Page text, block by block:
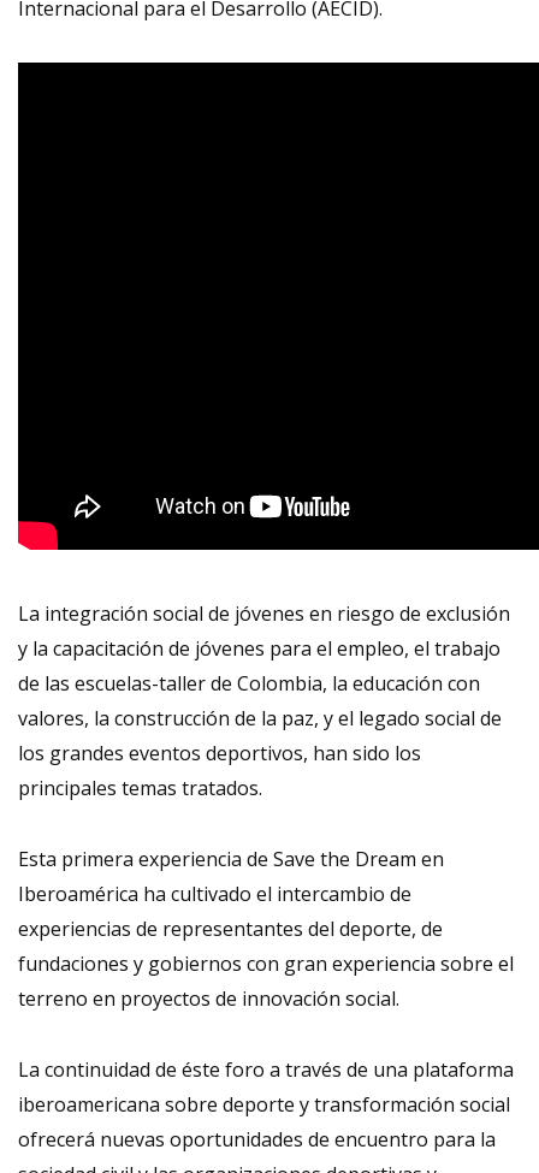
Internacional para el Desarrollo (AECID).
La integración social de jóvenes en riesgo de exclusión
y la capacitación de jóvenes para el empleo, el trabajo
de las escuelas-taller de Colombia, la educación con
valores, la construcción de la paz, y el legado social de
los grandes eventos deportivos, han sido los
principales temas tratados.
Esta primera experiencia de Save the Dream en
Iberoamérica ha cultivado el intercambio de
experiencias de representantes del deporte, de
fundaciones y gobiernos con gran experiencia sobre el
terreno en proyectos de innovación social.
La continuidad de éste foro a través de una plataforma
iberoamericana sobre deporte y transformación social
ofrecerá nuevas oportunidades de encuentro para la